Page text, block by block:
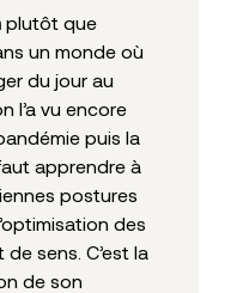
plutôt que
un monde où
du jour au
l’a vu encore
puis la
apprendre à
postures
des
sens. C’est la
de son